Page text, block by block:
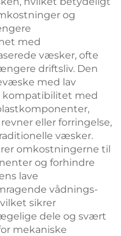
og
med
væsker, ofte
driftsliv. Den
med lav
kompatibilitet med
eller forringelse,
væsker.
omkostningerne til
og forhindre
lave
vådnings-
sikrer
dele og svært
mekaniske